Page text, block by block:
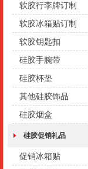
软胶行李牌订制
软胶冰箱贴订制
软胶钥匙扣
硅胶手腕带
硅胶杯垫
其他硅胶饰品
硅胶烟盒
硅胶促销礼品
促销冰箱贴